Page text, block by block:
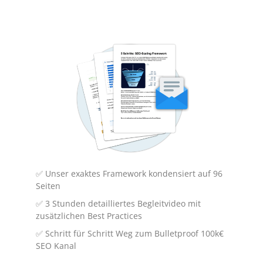
Weitere Möglichkeiten,
eine WordPress-Seite
offline zu schalten
Darüber hinaus gibt es verschiedene
weitere Ansätze, um eine WordPress-
Seite offline zu schalten, besonders
bestehen oder eine komplette
Entfernung der Webseite erforderlich
ist. Eine radikale Methode stellt die
✅ Unser exaktes Framework kondensiert auf 96
Seiten
✅ 3 Stunden detailliertes Begleitvideo mit
zusätzlichen Best Practices
✅ Schritt für Schritt Weg zum Bulletproof 100k€
SEO Kanal